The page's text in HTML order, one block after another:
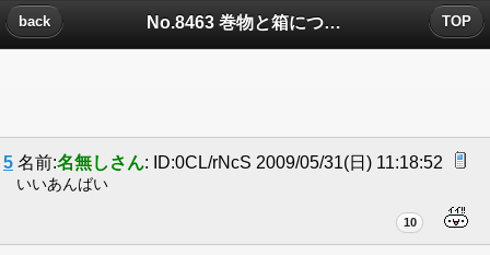
No.8463 巻物と箱についたコメント
back TOP
5 名前:名無しさん: ID:0CL/rNcS 2009/05/31(日) 11:18:52
いいあんばい
10